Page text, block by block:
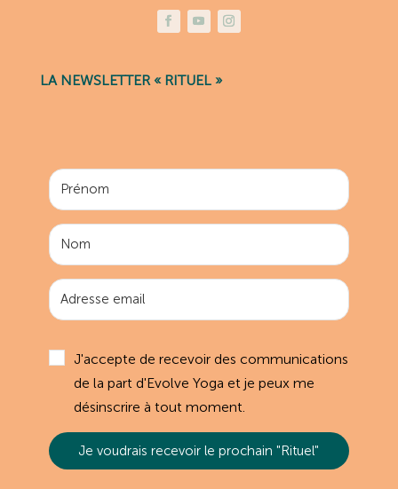
LA NEWSLETTER « RITUEL »
J'accepte de recevoir des communications
de la part d'Evolve Yoga et je peux me
désinscrire à tout moment.
Je voudrais recevoir le prochain "Rituel"